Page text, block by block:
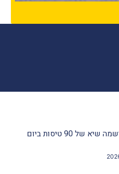
ישראייר רשמה שיא של 90 טיסות ביום